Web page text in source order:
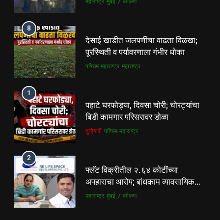
8
देसाई खाडीत जलपर्णीचा वाढता विळखा;
पूरस्थिती व पर्यावरणाला गंभीर धोका
पश्चिम महाराष्ट्र महाराष्ट्र
1
पहाटे घरफोड्या, दिवसा चोरी; चोरट्यांचा
बिडी कामगार परिसरावर डोळा
गुन्हेगारी पश्चिम महाराष्ट्र
2
फ्लॅट विक्रीतील २.६४ कोटींच्या
अपहाराचा आरोप; बांधकाम व्यावसायिक
दाम्पत्यावर गुन्हा
महाराष्ट्र मुंबई / कोकण
जिल्हा अध्यक्ष सोनवणे
पश्चिम महाराष्ट्र
7
कल्याण फाटा सर्कलवर नियम धाब्यावर;
वॉर्डनकडून अवजड वाहनांकडून पैशांची
वसुलीचा आरोप
मुंबई / कोकण
8
देसाई खाडीत जलपर्णीचा वाढता विळखा;
पूरस्थिती व पर्यावरणाला गंभीर धोका
पश्चिम महाराष्ट्र महाराष्ट्र
1
पहाटे घरफोड्या, दिवसा चोरी; चोरट्यांचा
बिडी कामगार परिसरावर डोळा
गुन्हेगारी पश्चिम महाराष्ट्र